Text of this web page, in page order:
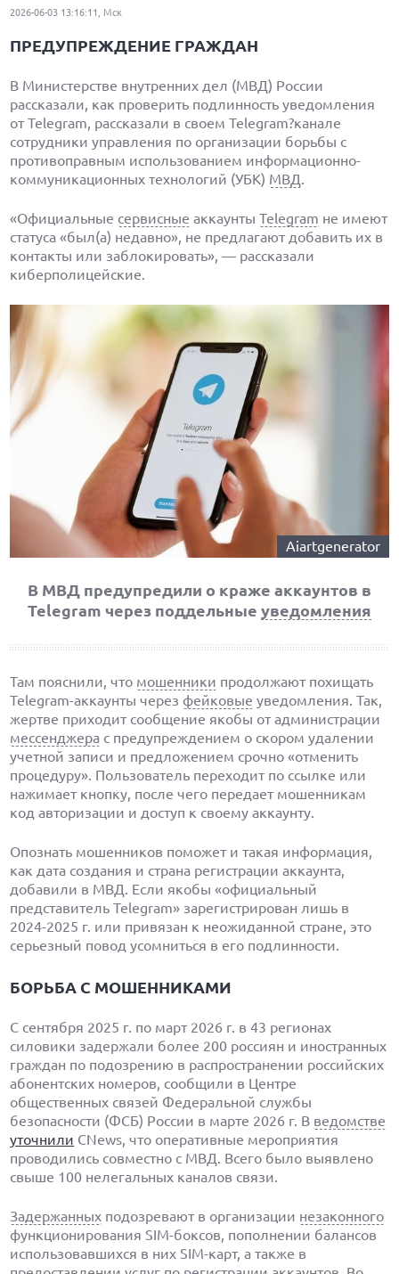
2026-06-03 13:16:11, Мск
ПРЕДУПРЕЖДЕНИЕ ГРАЖДАН
В Министерстве внутренних дел (МВД) России
рассказали, как проверить подлинность уведомления
от Telegram, рассказали в своем Telegram?канале
сотрудники управления по организации борьбы с
противоправным использованием информационно-
коммуникационных технологий (УБК) МВД.
«Официальные сервисные аккаунтыTelegram не имеют
статуса «был(а) недавно», не предлагают добавить их в
контакты или заблокировать», — рассказали
киберполицейские.
Aiartgenerator
В МВД предупредили о краже аккаунтов в
Telegram через поддельные уведомления
Там пояснили, что мошенники продолжают похищать
Telegram-аккаунты через фейковые уведомления. Так,
жертве приходит сообщение якобы от администрации
мессенджера с предупреждением о скором удалении
учетной записи и предложением срочно «отменить
процедуру». Пользователь переходит по ссылке или
нажимает кнопку, после чего передает мошенникам
код авторизации и доступ к своему аккаунту.
Опознать мошенников поможет и такая информация,
как дата создания и страна регистрации аккаунта,
добавили в МВД. Если якобы «официальный
представитель Telegram» зарегистрирован лишь в
2024-2025 г. или привязан к неожиданной стране, это
серьезный повод усомниться в его подлинности.
БОРЬБА С МОШЕННИКАМИ
С сентября 2025 г. по март 2026 г. в 43 регионах
силовики задержали более 200 россиян и иностранных
граждан по подозрению в распространении российских
абонентских номеров, сообщили в Центре
общественных связей Федеральной службы
безопасности (ФСБ) России в марте 2026 г. В ведомстве
уточнили CNews, что оперативные мероприятия
проводились совместно с МВД. Всего было выявлено
свыше 100 нелегальных каналов связи.
Задержанных подозревают в организации незаконного
функционирования SIM-боксов, пополнении балансов
использовавшихся в них SIM-карт, а также в